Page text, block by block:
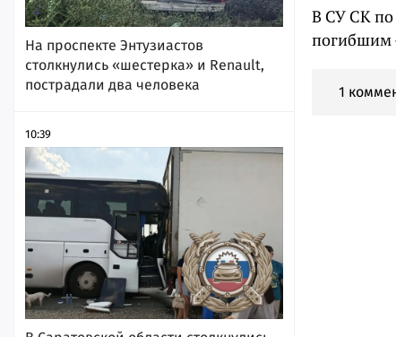
На проспекте Энтузиастов
столкнулись «шестерка» и Renault,
пострадали два человека
10:39
В СУ СК по
погибшим
1